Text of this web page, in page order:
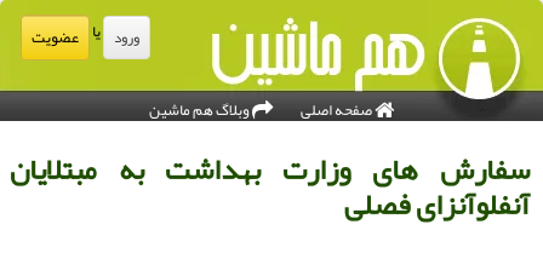
ورود عضویت
صفحه اصلی وبلاگ هم ماشین
سفارش های وزارت بهداشت به مبتلایان
آنفلوآنزای فصلی